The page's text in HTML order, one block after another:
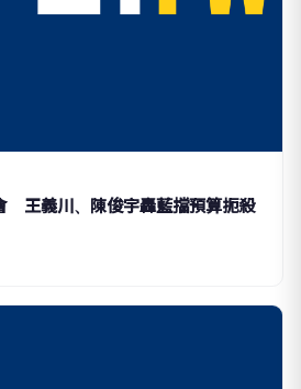
王義川、陳俊宇轟藍擋預算扼殺